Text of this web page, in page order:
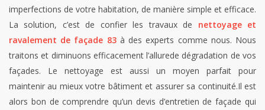
imperfections de votre habitation, de manière simple et efficace.
La solution, c’est de confier les travaux de nettoyage et
ravalement de façade 83à des experts comme nous. Nous
traitons et diminuons efficacement l’allurede dégradation de vos
façades. Le nettoyage est aussi un moyen parfait pour
maintenir au mieux votre bâtiment et assurer sa continuité.Il est
alors bon de comprendre qu’un devis d’entretien de façade qui